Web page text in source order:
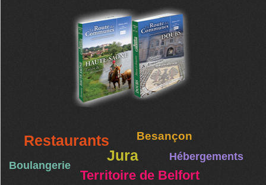
Restaurants Besançon
Jura Hébergements
Boulangerie
Territoire de Belfort